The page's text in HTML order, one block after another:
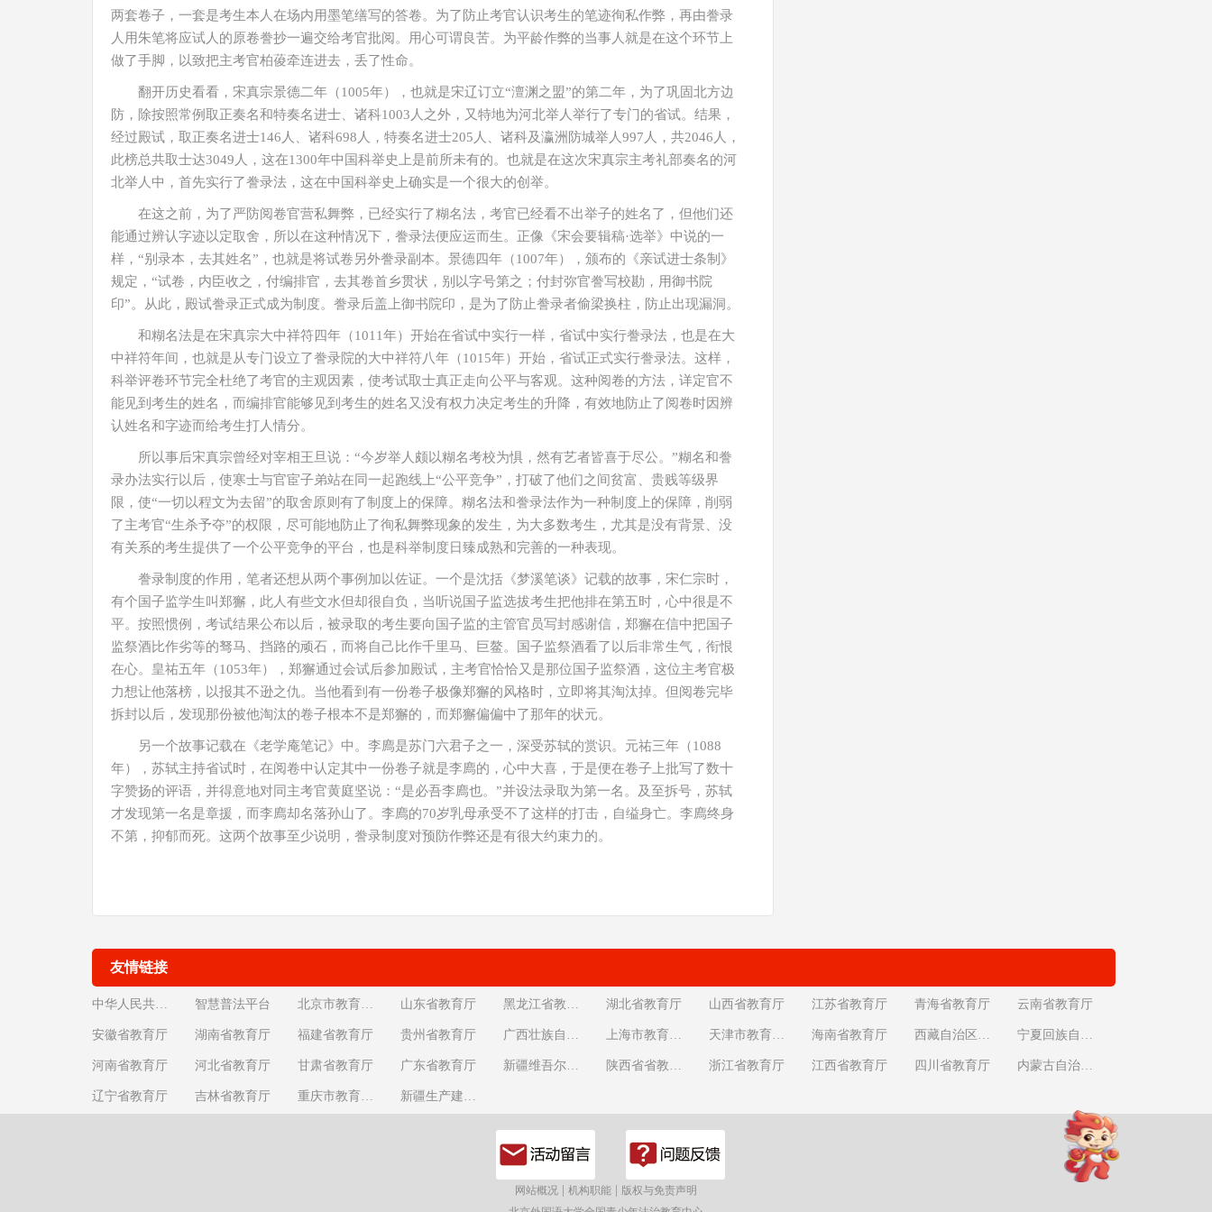
两套卷子，一套是考生本人在场内用墨笔缮写的答卷。为了防止考官认识考生的笔迹徇私作弊，再由誊录
人用朱笔将应试人的原卷誊抄一遍交给考官批阅。用心可谓良苦。为平龄作弊的当事人就是在这个环节上
做了手脚，以致把主考官柏葰牵连进去，丢了性命。
翻开历史看看，宋真宗景德二年（1005年），也就是宋辽订立“澶渊之盟”的第二年，为了巩固北方边
防，除按照常例取正奏名和特奏名进士、诸科1003人之外，又特地为河北举人举行了专门的省试。结果，
经过殿试，取正奏名进士146人、诸科698人，特奏名进士205人、诸科及瀛洲防城举人997人，共2046人，
此榜总共取士达3049人，这在1300年中国科举史上是前所未有的。也就是在这次宋真宗主考礼部奏名的河
北举人中，首先实行了誊录法，这在中国科举史上确实是一个很大的创举。
在这之前，为了严防阅卷官营私舞弊，已经实行了糊名法，考官已经看不出举子的姓名了，但他们还
能通过辨认字迹以定取舍，所以在这种情况下，誊录法便应运而生。正像《宋会要辑稿·选举》中说的一
样，“别录本，去其姓名”，也就是将试卷另外誊录副本。景德四年（1007年），颁布的《亲试进士条制》
规定，“试卷，内臣收之，付编排官，去其卷首乡贯状，别以字号第之；付封弥官誊写校勘，用御书院
印”。从此，殿试誊录正式成为制度。誊录后盖上御书院印，是为了防止誊录者偷梁换柱，防止出现漏洞。
和糊名法是在宋真宗大中祥符四年（1011年）开始在省试中实行一样，省试中实行誊录法，也是在大
中祥符年间，也就是从专门设立了誊录院的大中祥符八年（1015年）开始，省试正式实行誊录法。这样，
科举评卷环节完全杜绝了考官的主观因素，使考试取士真正走向公平与客观。这种阅卷的方法，详定官不
能见到考生的姓名，而编排官能够见到考生的姓名又没有权力决定考生的升降，有效地防止了阅卷时因辨
认姓名和字迹而给考生打人情分。
所以事后宋真宗曾经对宰相王旦说：“今岁举人颇以糊名考校为惧，然有艺者皆喜于尽公。”糊名和誊
录办法实行以后，使寒士与官宦子弟站在同一起跑线上“公平竞争”，打破了他们之间贫富、贵贱等级界
限，使“一切以程文为去留”的取舍原则有了制度上的保障。糊名法和誊录法作为一种制度上的保障，削弱
了主考官“生杀予夺”的权限，尽可能地防止了徇私舞弊现象的发生，为大多数考生，尤其是没有背景、没
有关系的考生提供了一个公平竞争的平台，也是科举制度日臻成熟和完善的一种表现。
誊录制度的作用，笔者还想从两个事例加以佐证。一个是沈括《梦溪笔谈》记载的故事，宋仁宗时，
有个国子监学生叫郑獬，此人有些文水但却很自负，当听说国子监选拔考生把他排在第五时，心中很是不
平。按照惯例，考试结果公布以后，被录取的考生要向国子监的主管官员写封感谢信，郑獬在信中把国子
监祭酒比作劣等的驽马、挡路的顽石，而将自己比作千里马、巨鳌。国子监祭酒看了以后非常生气，衔恨
在心。皇祐五年（1053年），郑獬通过会试后参加殿试，主考官恰恰又是那位国子监祭酒，这位主考官极
力想让他落榜，以报其不逊之仇。当他看到有一份卷子极像郑獬的风格时，立即将其淘汰掉。但阅卷完毕
拆封以后，发现那份被他淘汰的卷子根本不是郑獬的，而郑獬偏偏中了那年的状元。
另一个故事记载在《老学庵笔记》中。李廌是苏门六君子之一，深受苏轼的赏识。元祐三年（1088
年），苏轼主持省试时，在阅卷中认定其中一份卷子就是李廌的，心中大喜，于是便在卷子上批写了数十
字赞扬的评语，并得意地对同主考官黄庭坚说：“是必吾李廌也。”并设法录取为第一名。及至拆号，苏轼
才发现第一名是章援，而李廌却名落孙山了。李廌的70岁乳母承受不了这样的打击，自缢身亡。李廌终身
不第，抑郁而死。这两个故事至少说明，誊录制度对预防作弊还是有很大约束力的。
友情链接
中华人民共和国教育部 智慧普法平台 北京市教育委员会 山东省教育厅 黑龙江省教育厅 湖北省教育厅 山西省教育厅 江苏省教育厅 青海省教育厅 云南省教育厅
安徽省教育厅 湖南省教育厅 福建省教育厅 贵州省教育厅 广西壮族自治区教育厅 上海市教育委员会 天津市教育委员会 海南省教育厅 西藏自治区教育厅 宁夏回族自治区教育厅
河南省教育厅 河北省教育厅 甘肃省教育厅 广东省教育厅 新疆维吾尔自治区教育厅 陕西省省教育厅 浙江省教育厅 江西省教育厅 四川省教育厅 内蒙古自治区教育厅
辽宁省教育厅 吉林省教育厅 重庆市教育委员会 新疆生产建设兵团教育局
网站概况 机构职能
版权与免责声明